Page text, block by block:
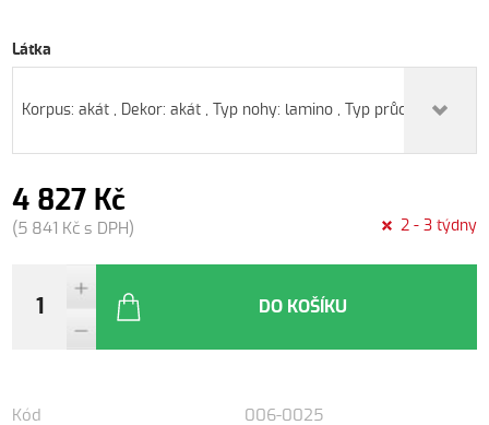
Látka
Korpus: akát , Dekor: akát , Typ nohy: lamino , Typ průchodky:
4 827 Kč
(5 841 Kč s DPH) 2 - 3 týdny
DO KOŠÍKU
Kód 006-0025